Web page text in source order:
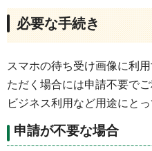
必要な手続き
スマホの待ち受け画像に利
ただく場合には申請不要でご
ビジネス利用など用途にと
申請が不要な場合